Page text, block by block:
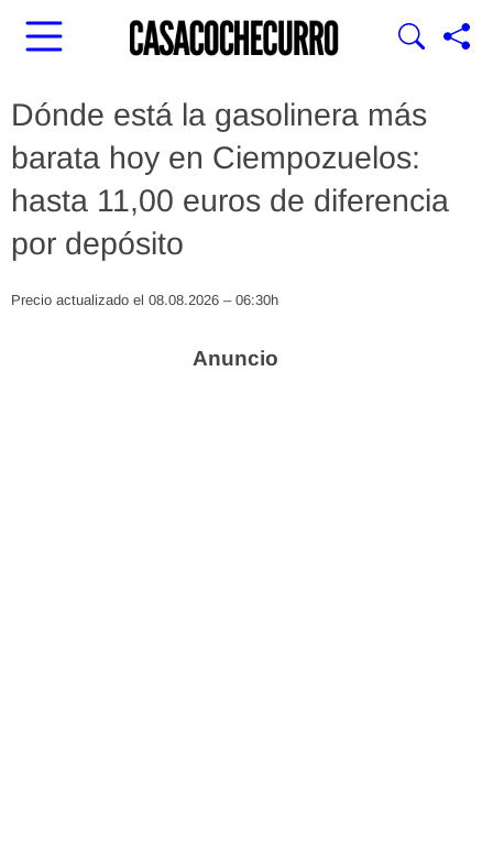
Dónde está la gasolinera más
barata hoy en Ciempozuelos:
hasta 11,00 euros de diferencia
por depósito
Precio actualizado el 08.08.2026 – 06:30h